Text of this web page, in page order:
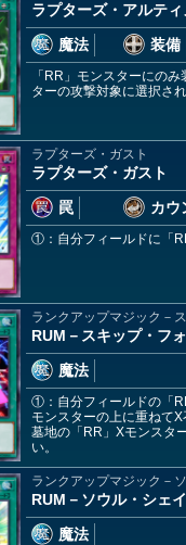
ラプターズ・アルテ
魔法
装備
「RR」モンスターにの
ターの攻撃対象に選択さ
ラプターズ・ガスト
ラプターズ・ガスト
罠
カウ
①：自分フィールドに「
ランクアップマジック－
RUM－スキップ・フ
魔法
①：自分フィールドの「
モンスターの上に重ねて
墓地の「RR」Xモンスタ
い。
ランクアップマジック－
RUM－ソウル・シェ
魔法